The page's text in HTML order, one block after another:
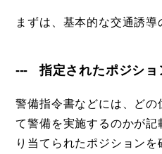
まずは、基本的な交通誘導
指定されたポジショ
警備指令書などには、ど
て警備を実施するのかが記
り当てられたポジション